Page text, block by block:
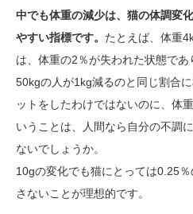
中でも体重の減少は、猫の体調変
やすい指標です。 たとえば、体重
は、体重の2％が失われた状態で
50kgの人が1kg減るのと同じ割合
ットをしたわけではないのに、体
いうことは、人間なら自分の不調
ないでしょうか。
10gの変化でも猫にとっては0.25
さないことが理想的です。